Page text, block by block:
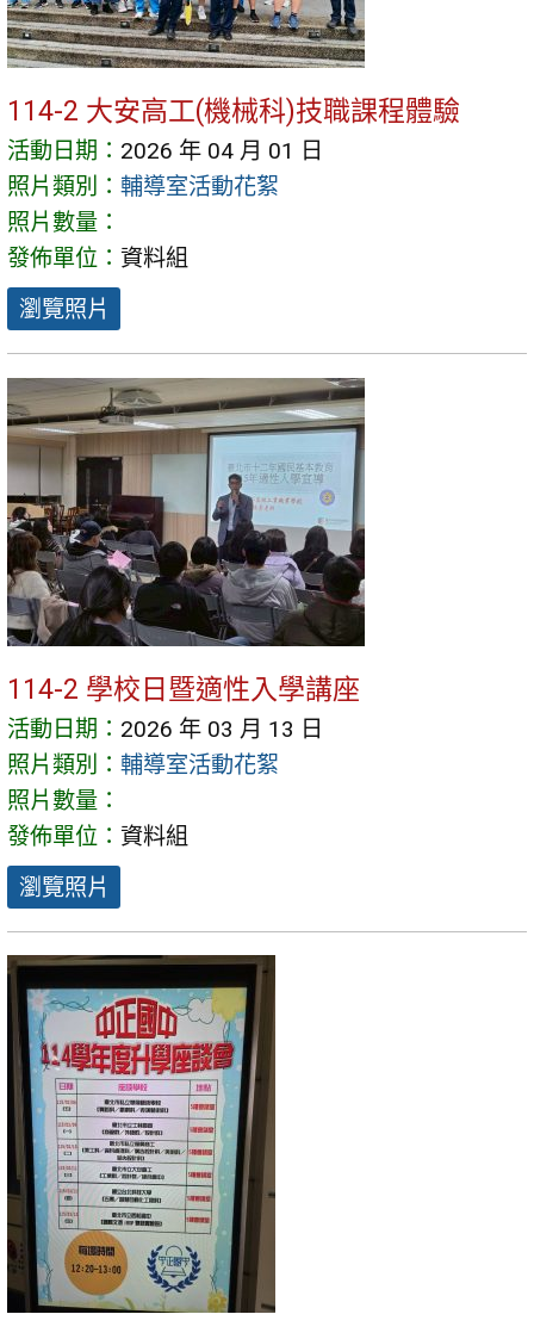
114-2 大安高工(機械科)技職課程體驗
活動日期： 2026 年 04 月 01 日
照片類別： 輔導室活動花絮
照片數量：
發佈單位： 資料組
瀏覽照片
114-2 學校日暨適性入學講座
活動日期： 2026 年 03 月 13 日
照片類別： 輔導室活動花絮
照片數量：
發佈單位： 資料組
瀏覽照片